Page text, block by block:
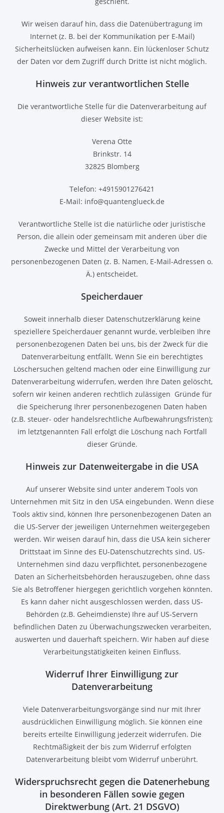
Wir weisen darauf hin, dass die Datenübertragung im
Internet (z. B. bei der Kommunikation per E-Mail)
Sicherheitslücken aufweisen kann. Ein lückenloser Schutz
der Daten vor dem Zugriff durch Dritte ist nicht möglich.
Hinweis zur verantwortlichen Stelle
Die verantwortliche Stelle für die Datenverarbeitung auf
dieser Website ist:
Verena Otte
Brinkstr. 14
32825 Blomberg
Telefon: +4915901276421
E-Mail: info@quantenglueck.de
Verantwortliche Stelle ist die natürliche oder juristische
Person, die allein oder gemeinsam mit anderen über die
Zwecke und Mittel der Verarbeitung von
personenbezogenen Daten (z. B. Namen, E-Mail-Adressen o.
Ä.) entscheidet.
Speicherdauer
Soweit innerhalb dieser Datenschutzerklärung keine
speziellere Speicherdauer genannt wurde, verbleiben Ihre
personenbezogenen Daten bei uns, bis der Zweck für die
Datenverarbeitung entfällt. Wenn Sie ein berechtigtes
Löschersuchen geltend machen oder eine Einwilligung zur
Datenverarbeitung widerrufen, werden Ihre Daten gelöscht,
sofern wir keinen anderen rechtlich zulässigen Gründe für
die Speicherung Ihrer personenbezogenen Daten haben
(z.B. steuer- oder handelsrechtliche Aufbewahrungsfristen);
im letztgenannten Fall erfolgt die Löschung nach Fortfall
dieser Gründe.
Hinweis zur Datenweitergabe in die USA
Auf unserer Website sind unter anderem Tools von
Unternehmen mit Sitz in den USA eingebunden. Wenn diese
Tools aktiv sind, können Ihre personenbezogenen Daten an
die US-Server der jeweiligen Unternehmen weitergegeben
werden. Wir weisen darauf hin, dass die USA kein sicherer
Drittstaat im Sinne des EU-Datenschutzrechts sind. US-
Unternehmen sind dazu verpflichtet, personenbezogene
Daten an Sicherheitsbehörden herauszugeben, ohne dass
Sie als Betroffener hiergegen gerichtlich vorgehen könnten.
Es kann daher nicht ausgeschlossen werden, dass US-
Behörden (z.B. Geheimdienste) Ihre auf US-Servern
befindlichen Daten zu Überwachungszwecken verarbeiten,
auswerten und dauerhaft speichern. Wir haben auf diese
Verarbeitungstätigkeiten keinen Einfluss.
Widerruf Ihrer Einwilligung zur
Datenverarbeitung
Viele Datenverarbeitungsvorgänge sind nur mit Ihrer
ausdrücklichen Einwilligung möglich. Sie können eine
bereits erteilte Einwilligung jederzeit widerrufen. Die
Rechtmäßigkeit der bis zum Widerruf erfolgten
Datenverarbeitung bleibt vom Widerruf unberührt.
Widerspruchsrecht gegen die Datenerhebung
in besonderen Fällen sowie gegen
Direktwerbung (Art. 21 DSGVO)